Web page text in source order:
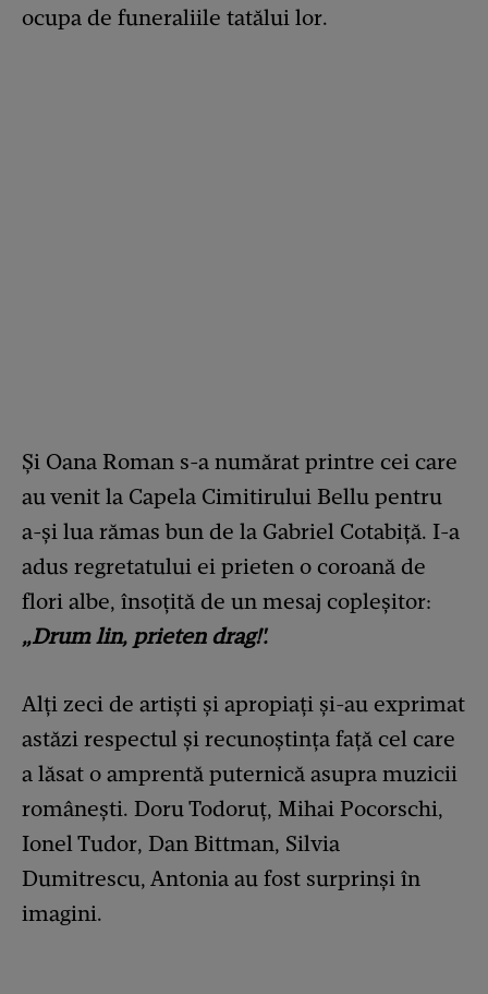
ocupa de funeraliile tatălui lor.
Și Oana Roman s-a numărat printre cei care
au venit la Capela Cimitirului Bellu pentru
a-și lua rămas bun de la Gabriel Cotabiță. I-a
adus regretatului ei prieten o coroană de
flori albe, însoțită de un mesaj copleșitor:
„Drum lin, prieten drag!'.
Alți zeci de artiști și apropiați și-au exprimat
astăzi respectul și recunoștința față cel care
a lăsat o amprentă puternică asupra muzicii
românești. Doru Todoruț, Mihai Pocorschi,
Ionel Tudor, Dan Bittman, Silvia
Dumitrescu, Antonia au fost surprinși în
imagini.